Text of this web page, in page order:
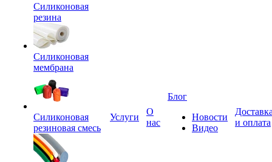
Силиконовая
резина
Силиконовая
мембрана
Силиконовая
резиновая смесь
Услуги
О
нас
Блог
Новости
Видео
и оплата